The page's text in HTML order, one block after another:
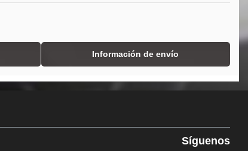
Información de envío
Síguenos